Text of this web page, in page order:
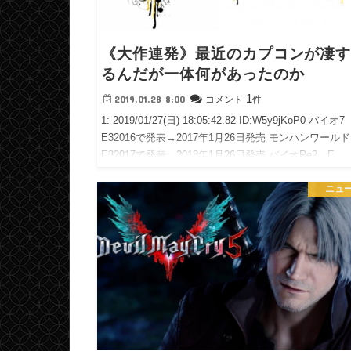
《大作連発》最近のカプコンが凄
るんだが一体何があったのか
2019.01.28 8:00 コメント 1件
1: 2019/01/27(日) 18:05:42.82 ID:W5y9jKoP0 バイオ
E32016で発表→2017年1月26日発売 モンハンワー
E32017で発表→2018年1月26日発売 バイオRe2 E…
ニュ